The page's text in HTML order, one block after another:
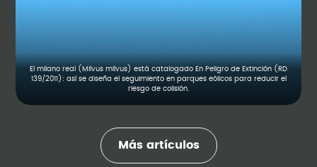
El milano real (Milvus milvus) está catalogado En Peligro de Extinción (RD
139/2011): así se diseña el seguimiento en parques eólicos para reducir el
riesgo de colisión.
Más artículos